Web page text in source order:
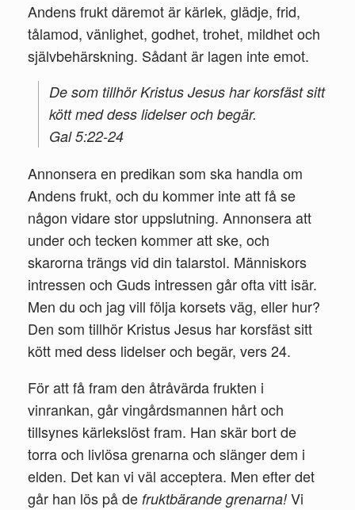
Andens frukt däremot är kärlek, glädje, frid,
tålamod, vänlighet, godhet, trohet, mildhet och
självbehärskning. Sådant är lagen inte emot.
De som tillhör Kristus Jesus har korsfäst sitt
kött med dess lidelser och begär.
Gal 5:22-24
Annonsera en predikan som ska handla om
Andens frukt, och du kommer inte att få se
någon vidare stor uppslutning. Annonsera att
under och tecken kommer att ske, och
skarorna trängs vid din talarstol. Människors
intressen och Guds intressen går ofta vitt isär.
Men du och jag vill följa korsets väg, eller hur?
Den som tillhör Kristus Jesus har korsfäst sitt
kött med dess lidelser och begär, vers 24.
För att få fram den åtråvärda frukten i
vinrankan, går vingårdsmannen hårt och
tillsynes kärlekslöst fram. Han skär bort de
torra och livlösa grenarna och slänger dem i
elden. Det kan vi väl acceptera. Men efter det
går han lös på de fruktbärande grenarna! Vi